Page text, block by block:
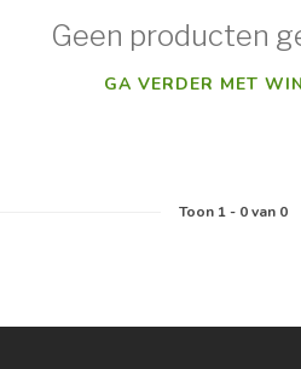
Geen producten
GA VERDER MET
Toon 1- 0van 0